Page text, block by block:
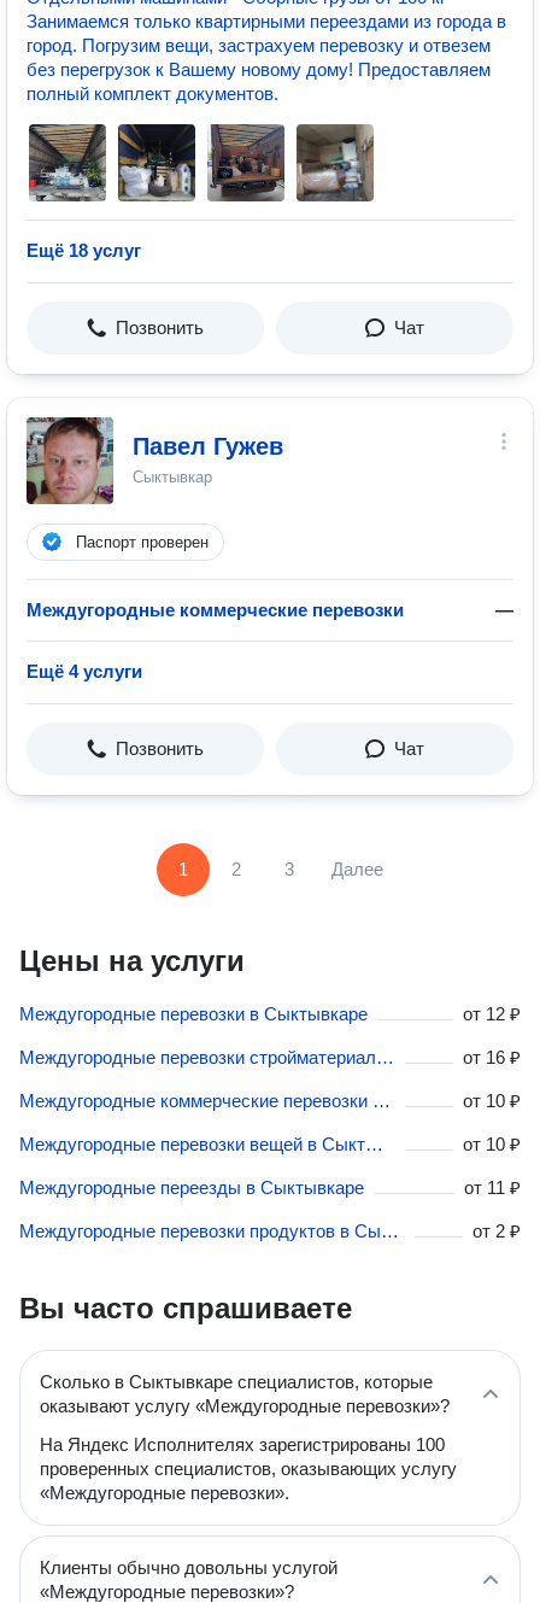
Занимаемся только квартирными переездами из города в
город. Погрузим вещи, застрахуем перевозку и отвезем
без перегрузок к Вашему новому дому! Предоставляем
полный комплект документов.
Ещё 18 услуг
Позвонить Чат
Павел Гужев
Сыктывкар
Паспорт проверен
Междугородные коммерческие перевозки —
Ещё 4 услуги
Позвонить Чат
1 2 3 Далее
Цены на услуги
Междугородные перевозки в Сыктывкаре от 12 ₽
Междугородные перевозки стройматериалов в Сыктывкаре от 16 ₽
Междугородные коммерческие перевозки в Сыктывкаре от 10 ₽
Междугородные перевозки вещей в Сыктывкаре от 10 ₽
Междугородные переезды в Сыктывкаре от 11 ₽
Междугородные перевозки продуктов в Сыктывкаре от 2 ₽
Вы часто спрашиваете
Сколько в Сыктывкаре специалистов, которые
оказывают услугу «Междугородные перевозки»?
На Яндекс Исполнителях зарегистрированы 100
проверенных специалистов, оказывающих услугу
«Междугородные перевозки».
Клиенты обычно довольны услугой
«Междугородные перевозки»?